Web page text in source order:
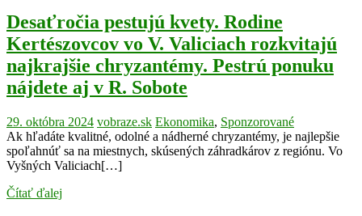
Desaťročia pestujú kvety. Rodine
Kertészovcov vo V. Valiciach rozkvitajú
najkrajšie chryzantémy. Pestrú ponuku
nájdete aj v R. Sobote
29. októbra 2024 vobraze.sk Ekonomika, Sponzorované
Ak hľadáte kvalitné, odolné a nádherné chryzantémy, je najlepšie
spoľahnúť sa na miestnych, skúsených záhradkárov z regiónu. Vo
Vyšných Valiciach[…]
Čítať ďalej